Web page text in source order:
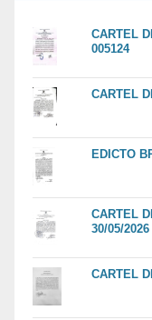
CARTEL
005124
CARTEL
EDICTO
CARTEL
30/05/2026
CARTEL